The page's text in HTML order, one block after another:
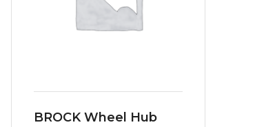
BROCK Wheel Hub